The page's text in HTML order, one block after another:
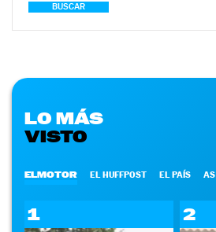
BUSCAR
LO MÁS
VISTO
ELMOTOR EL HUFFPOST EL PAÍS AS
1 2